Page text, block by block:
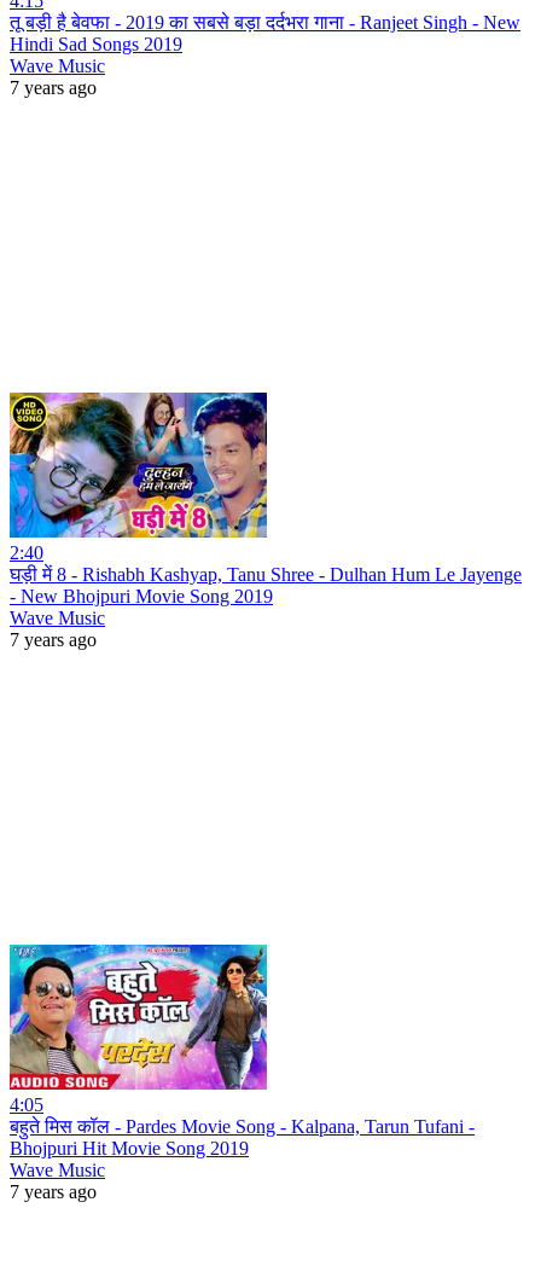
तू बड़ी है बेवफा - 2019 का सबसे बड़ा दर्दभरा गाना - Ranjeet Singh - New
Hindi Sad Songs 2019
Wave Music
7 years ago
2:40
घड़ी में 8 - Rishabh Kashyap, Tanu Shree - Dulhan Hum Le Jayenge
- New Bhojpuri Movie Song 2019
Wave Music
7 years ago
4:05
बहुते मिस कॉल - Pardes Movie Song - Kalpana, Tarun Tufani -
Bhojpuri Hit Movie Song 2019
Wave Music
7 years ago